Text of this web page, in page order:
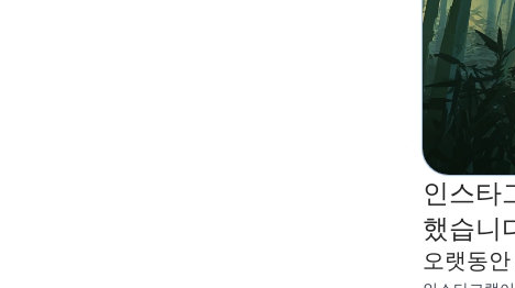
인스타
했습니
오랫동